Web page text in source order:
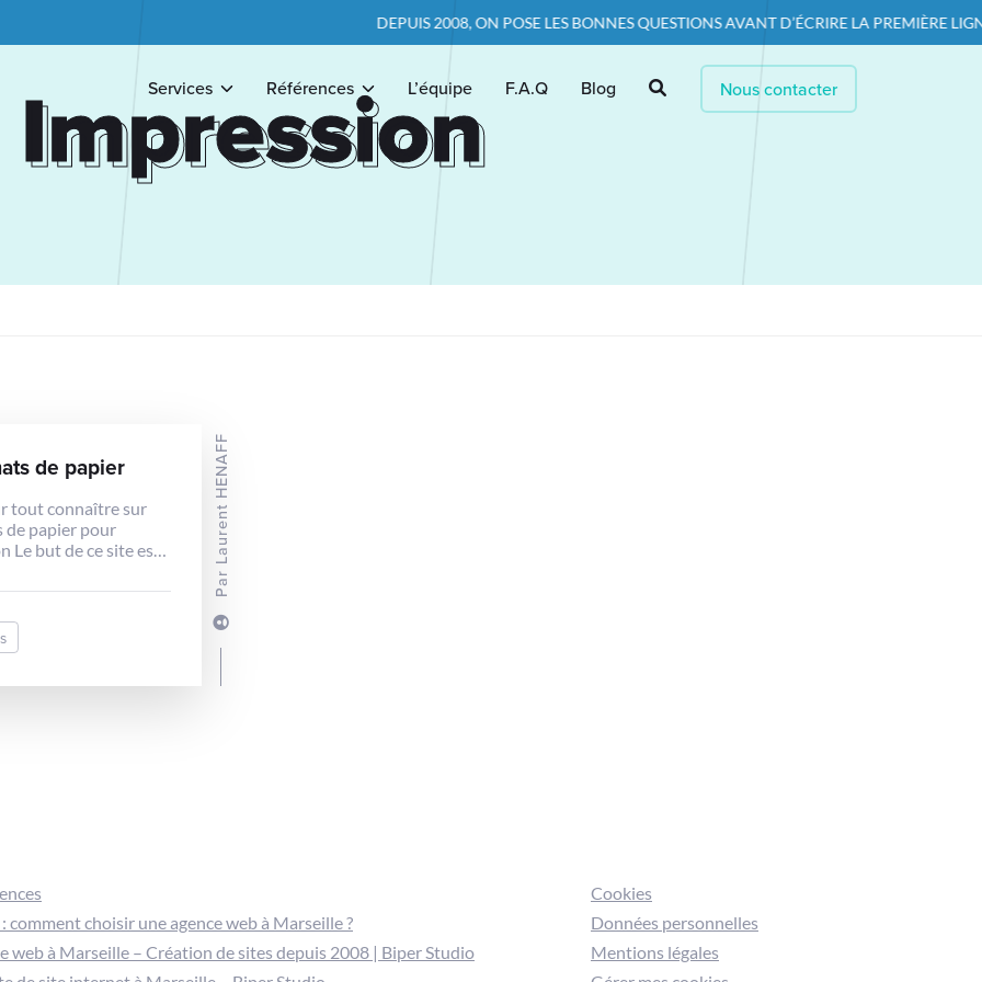
DEPUIS 2008, ON POSE LES BONNES QUESTIONS AVANT D’ÉCRIRE LA PREMIÈRE
Services Références L’équipe F.A.Q Blog Nous contacter
Impression
Impression
Par
Laurent HENAFF
de papier
tout connaître sur
de papier pour
Le but de ce site est
les informations
A5, A6, A7, A8, A9,
à mettre de
comment choisir une agence web à Marseille ?
web à Marseille – Création de sites depuis 2008 | Biper Studio
Cookies
Données personnelles
Mentions légales